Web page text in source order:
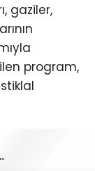
gaziler,
program,
Kur’an-ı
edildi.
OPERASYONU: 190 GÖZALTI